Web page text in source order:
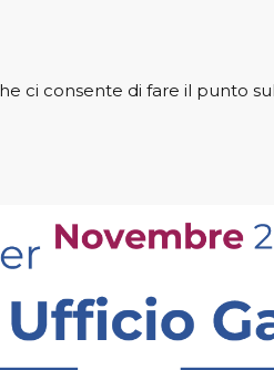
ci consente di fare il punto